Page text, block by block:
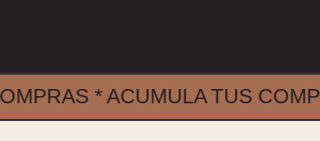
* ACUMULA TUS